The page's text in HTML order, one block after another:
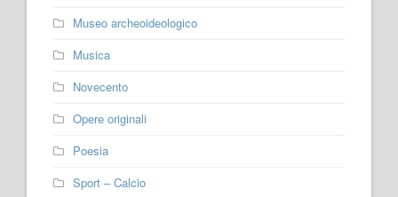
Museo archeoideologico
Musica
Novecento
Opere originali
Poesia
Sport – Calcio